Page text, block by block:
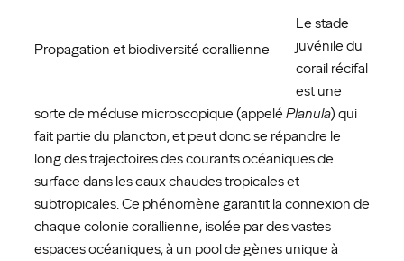
Propagation et biodiversité corallienne
Le stade
juvénile du
corail récifal
est une
sorte de méduse microscopique (appelé Planula) qui
fait partie du plancton, et peut donc se répandre le
long des trajectoires des courants océaniques de
surface dans les eaux chaudes tropicales et
subtropicales. Ce phénomène garantit la connexion de
chaque colonie corallienne, isolée par des vastes
espaces océaniques, à un pool de gènes unique à